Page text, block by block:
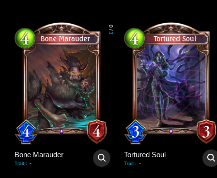
0
/
3
Bone Marauder
Trait : -
Tortured Soul
Trait : -